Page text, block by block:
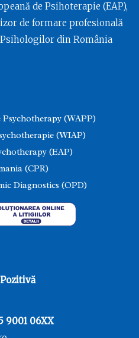
de Psihoterapie (EAP),
de formare profesională
din România
(WAPP)
(WIAP)
(EAP)
(CPR)
Diagnostics (OPD)
9001 06XX